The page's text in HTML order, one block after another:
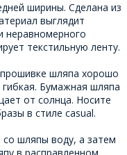
ширины. Сделана из
выглядит
неравномерного
текстильную ленту.
шляпа хорошо
Бумажная шляпа
от солнца. Носите
в стиле casual.
шляпы воду, а затем